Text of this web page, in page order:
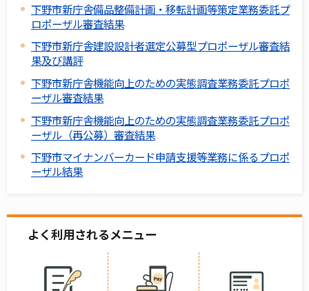
下野市新庁舎備品整備計画・移転計画等策定業務委託プ
ロポーザル審査結果
下野市新庁舎建設設計者選定公募型プロポーザル審査結
果及び講評
下野市新庁舎機能向上のための実態調査業務委託プロポ
ーザル審査結果
下野市新庁舎機能向上のための実態調査業務委託プロポ
ーザル（再公募）審査結果
下野市マイナンバーカード申請支援等業務に係るプロポ
ーザル結果
よく利用されるメニュー